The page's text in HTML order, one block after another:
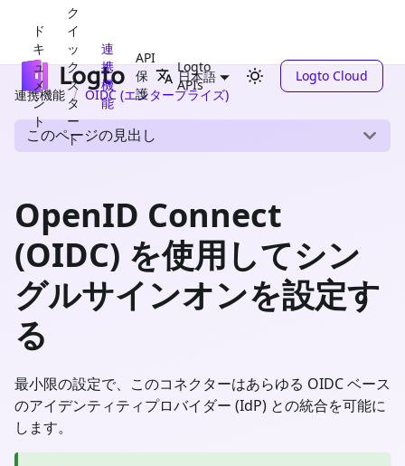
ド
キ
ュ
メ
ン
ト
ク
イ
ッ
ク
ス
タ
ー
ト
連
携
機
能
API
保
護
Logto
APIs
日本語
Logto Cloud
連携機能
OIDC (エンタープライズ)
このページの見出し
OpenID Connect
(OIDC) を使用してシン
グルサインオンを設定す
る
最小限の設定で、このコネクターはあらゆる OIDC ベース
のアイデンティティプロバイダー (IdP) との統合を可能に
します。